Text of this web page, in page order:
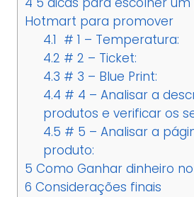
Hotmart para promover
4.1 # 1 – Temperatura:
4.2 # 2 – Ticket:
4.3 # 3 – Blue Print:
4.4 # 4 – Analisar a
produtos e verificar os
4.5 # 5 – Analisar a
produto:
5 Como Ganhar dinheiro
6 Considerações finais